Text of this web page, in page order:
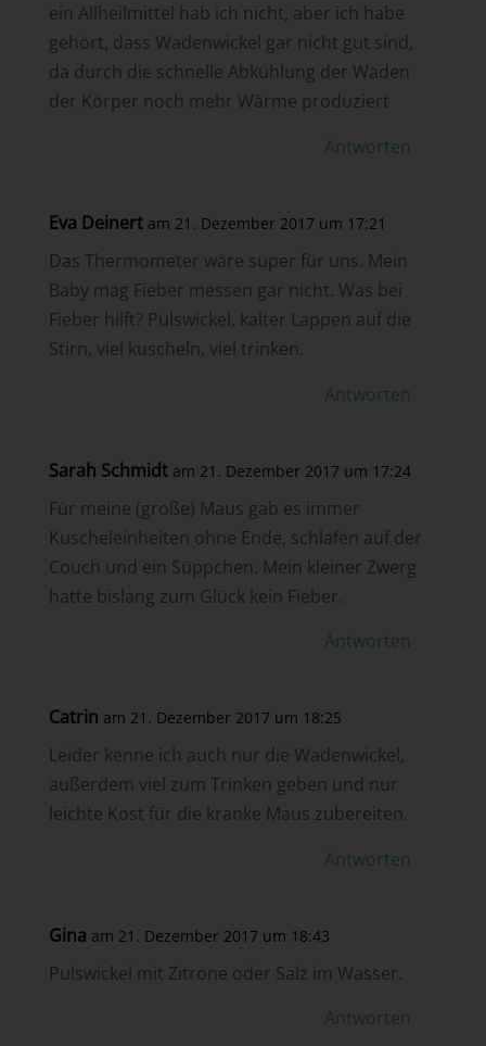
ein Allheilmittel hab ich nicht, aber ich habe
gehört, dass Wadenwickel gar nicht gut sind,
da durch die schnelle Abkühlung der Waden
der Körper noch mehr Wärme produziert
Antworten
Eva Deinert am 21. Dezember 2017 um 17:21
Das Thermometer wäre super für uns. Mein
Baby mag Fieber messen gar nicht. Was bei
Fieber hilft? Pulswickel, kalter Lappen auf die
Stirn, viel kuscheln, viel trinken.
Antworten
Sarah Schmidt am 21. Dezember 2017 um 17:24
Für meine (große) Maus gab es immer
Kuscheleinheiten ohne Ende, schlafen auf der
Couch und ein Süppchen. Mein kleiner Zwerg
hatte bislang zum Glück kein Fieber.
Antworten
Catrin am 21. Dezember 2017 um 18:25
Leider kenne ich auch nur die Wadenwickel,
außerdem viel zum Trinken geben und nur
leichte Kost für die kranke Maus zubereiten.
Antworten
Gina am 21. Dezember 2017 um 18:43
Pulswickel mit Zitrone oder Salz im Wasser.
Antworten